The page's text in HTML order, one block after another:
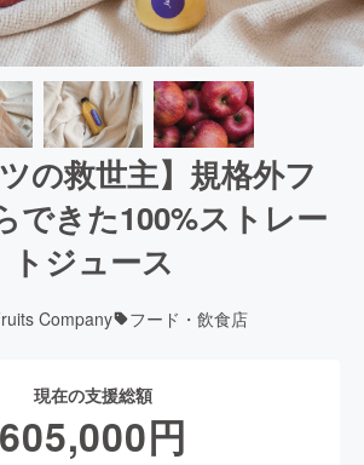
ツの救世主】規格外フ
できた100%ストレー
トジュース
Company フード・飲食店
現在の支援総額
605,000円